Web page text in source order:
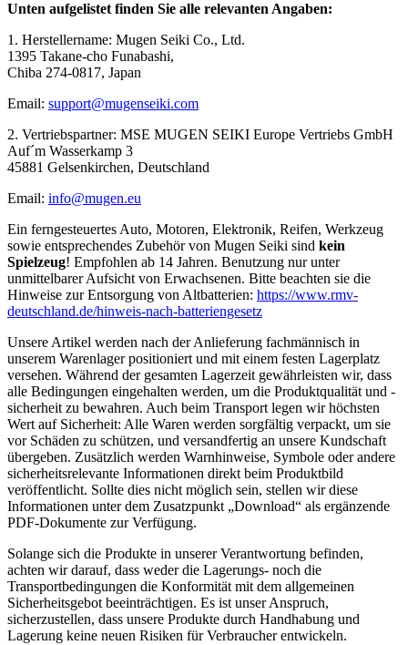
Unten aufgelistet finden Sie alle relevanten Angaben:
1. Herstellername: Mugen Seiki Co., Ltd.
1395 Takane-cho Funabashi,
Chiba 274-0817, Japan
Email: support@mugenseiki.com
2. Vertriebspartner: MSE MUGEN SEIKI Europe Vertriebs GmbH
Auf´m Wasserkamp 3
45881 Gelsenkirchen, Deutschland
Email: info@mugen.eu
Ein ferngesteuertes Auto, Motoren, Elektronik, Reifen, Werkzeug
sowie entsprechendes Zubehör von Mugen Seiki sind kein
Spielzeug! Empfohlen ab 14 Jahren. Benutzung nur unter
unmittelbarer Aufsicht von Erwachsenen. Bitte beachten sie die
Hinweise zur Entsorgung von Altbatterien: https://www.rmv-
deutschland.de/hinweis-nach-batteriengesetz
Unsere Artikel werden nach der Anlieferung fachmännisch in
unserem Warenlager positioniert und mit einem festen Lagerplatz
versehen. Während der gesamten Lagerzeit gewährleisten wir, dass
alle Bedingungen eingehalten werden, um die Produktqualität und -
sicherheit zu bewahren. Auch beim Transport legen wir höchsten
Wert auf Sicherheit: Alle Waren werden sorgfältig verpackt, um sie
vor Schäden zu schützen, und versandfertig an unsere Kundschaft
übergeben. Zusätzlich werden Warnhinweise, Symbole oder andere
sicherheitsrelevante Informationen direkt beim Produktbild
veröffentlicht. Sollte dies nicht möglich sein, stellen wir diese
Informationen unter dem Zusatzpunkt „Download“ als ergänzende
PDF-Dokumente zur Verfügung.
Solange sich die Produkte in unserer Verantwortung befinden,
achten wir darauf, dass weder die Lagerungs- noch die
Transportbedingungen die Konformität mit dem allgemeinen
Sicherheitsgebot beeinträchtigen. Es ist unser Anspruch,
sicherzustellen, dass unsere Produkte durch Handhabung und
Lagerung keine neuen Risiken für Verbraucher entwickeln.